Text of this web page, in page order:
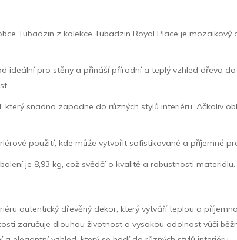
Tubadzin z kolekce Tubadzin Royal Place je
ideální pro stěny a přináší přírodní a teplý vzhled dřeva
snadno zapadne do různých stylů interiéru. Ačkoliv
použití, kde může vytvořit sofistikované a příjemné
je 8,93 kg, což svědčí o kvalitě a robustnosti materiálu.
autentický dřevěný dekor, který vytváří teplou a
zaručuje dlouhou životnost a vysokou odolnost vůči